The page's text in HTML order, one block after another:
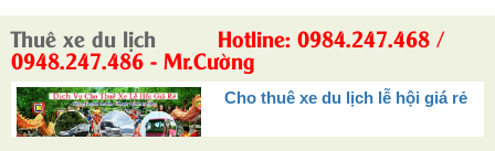
Thuê xe du lịch Hotline: 0984.247.468 /
0948.247.486 - Mr.Cường
Cho thuê xe du lịch lễ hội giá rẻ